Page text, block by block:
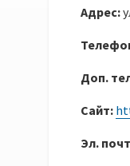
Адрес:
Доп.
Сайт:
Эл.